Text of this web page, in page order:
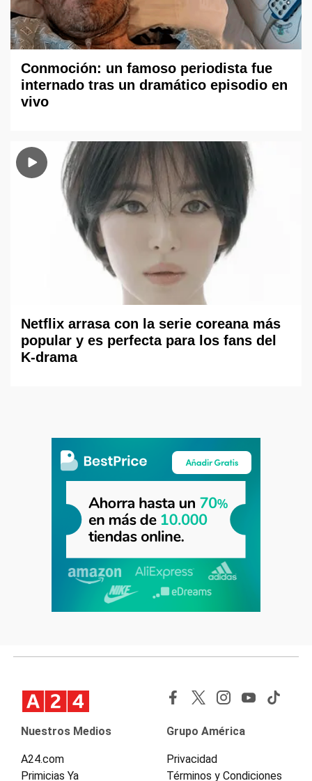
Conmoción: un famoso periodista fue
internado tras un dramático episodio en
vivo
Netflix arrasa con la serie coreana más
popular y es perfecta para los fans del
K-drama
Nuestros Medios
A24.com
Primicias Ya
Grupo América
Privacidad
Términos y Condiciones